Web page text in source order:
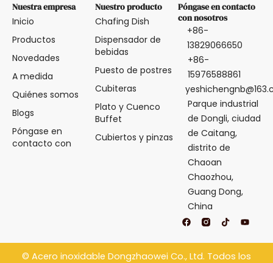
Nuestra empresa
Inicio
Productos
Novedades
A medida
Quiénes somos
Blogs
Póngase en
contacto con
Nuestro producto
Chafing Dish
Dispensador de
bebidas
Puesto de postres
Cubiteras
Plato y Cuenco
Buffet
Cubiertos y pinzas
Póngase en contacto
con nosotros
+86-
13829066650
+86-
15976588861
Parque industrial
de Dongli, ciudad
de Caitang,
distrito de
Chaoan
Chaozhou,
Guang Dong,
China
F
a
e
b
o
T
i
t
o
k
Y
o
t
u
b
© Acero inoxidable Dongzhaowei Co., Ltd. Todos los